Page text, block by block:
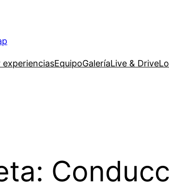
experienciasEquipoGaleríaLive & Drive